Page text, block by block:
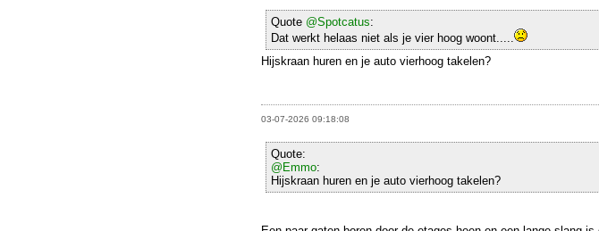
Quote @Spotcatus:
Dat werkt helaas niet als je vier hoog woont.....
Hijskraan huren en je auto vierhoog takelen?
03-07-2026 09:18:08
Quote:
@Emmo:
Hijskraan huren en je auto vierhoog takelen?